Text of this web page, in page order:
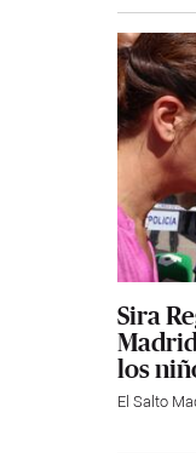
Sira
los
El Salto